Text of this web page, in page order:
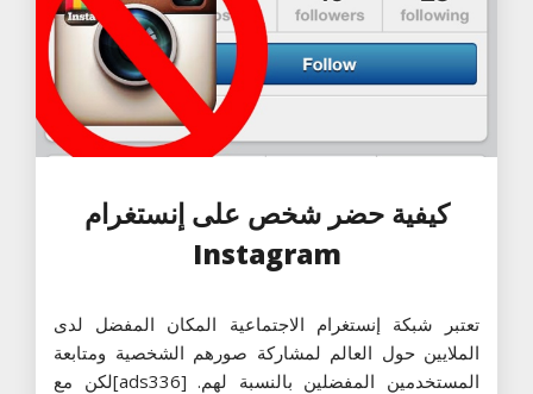
كيفية حضر شخص على إنستغرام
Instagram
تعتبر شبكة إنستغرام الاجتماعية المكان المفضل لدى
الملايين حول العالم لمشاركة صورهم الشخصية ومتابعة
المستخدمين المفضلين بالنسبة لهم. [ads336]لكن مع